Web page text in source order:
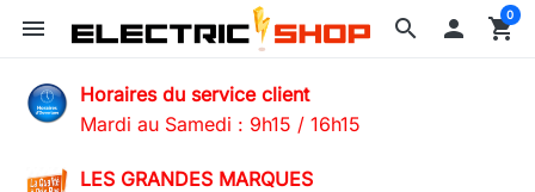
search
menu  shopping_cart
0
Horaires du service client
Mardi au Samedi : 9h15 / 16h15
LES GRANDES MARQUES